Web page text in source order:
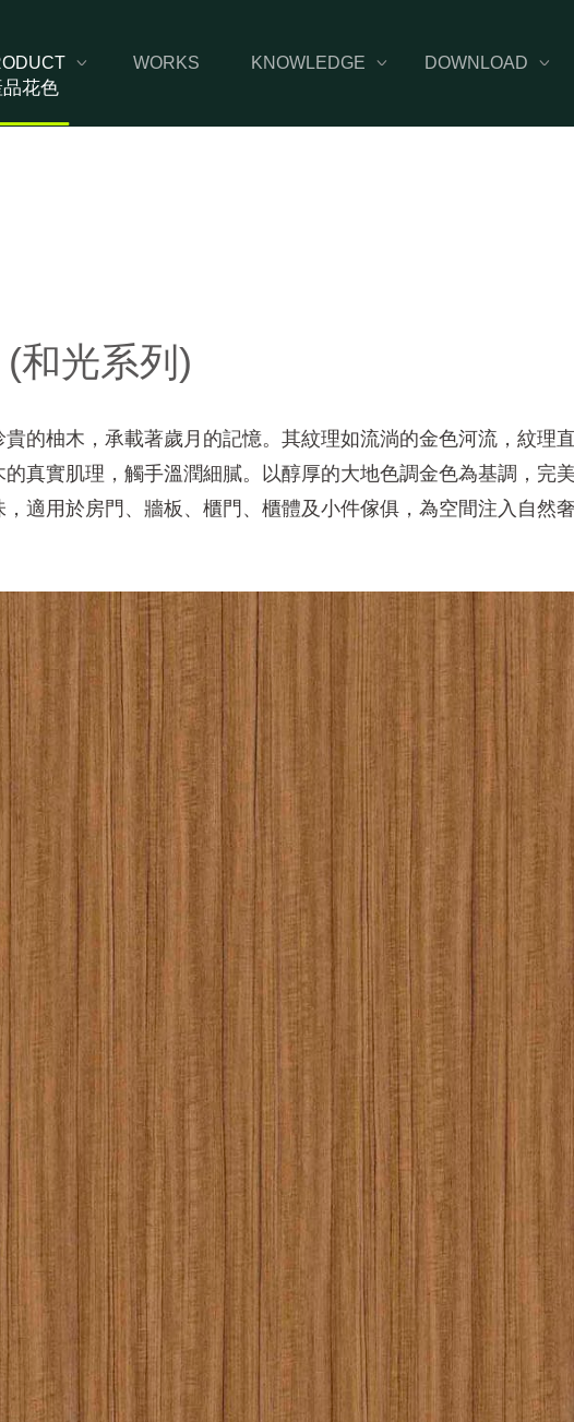
品花色
 WORKS KNOWLEDGE  DOWNLOAD 
(和光系列)
的柚木，承載著歲月的記憶。其紋理如流淌的金色河流，紋理
真實肌理，觸手溫潤細膩。以醇厚的大地色調金色為基調，完
適用於房門、牆板、櫃門、櫃體及小件傢俱，為空間注入自然